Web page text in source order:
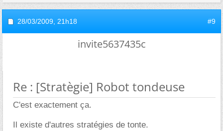
28/03/2009, 21h18 #9
invite5637435c
Re : [Stratègie] Robot tondeuse
C'est exactement ça.
Il existe d'autres stratégies de tonte.